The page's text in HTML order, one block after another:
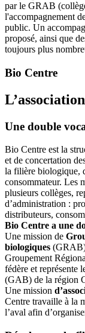
par le GRAB
l'accompagnement
public. Un
proposé, ainsi que
toujours plus
Bio Centre
Une double
Bio Centre est la
et de concertation
la filière biologique,
consommateur. Les
plusieurs collèges,
d’administration :
distributeurs,
Bio Centre a une
Une mission de
biologiques
Groupement
fédère et représente
(GAB) de la région
Une mission
Centre travaille à la
l’aval afin